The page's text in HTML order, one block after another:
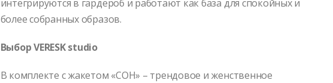
интегрируются в гардероб и работают как база для спокойных и
более собранных образов.
Выбор VERESK studio
В комплекте с жакетом «СОН» – трендовое и женственное